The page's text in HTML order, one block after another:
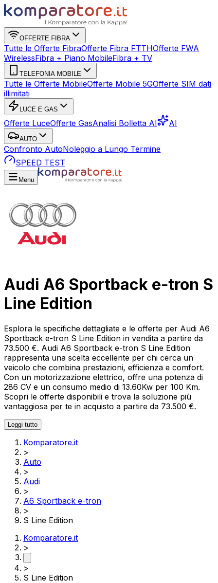
OFFERTE FIBRA
Tutte le Offerte FibraOfferte Fibra FTTHOfferte FWA
WirelessFibra + Piano MobileFibra + TV
TELEFONIA MOBILE
Tutte le Offerte MobileOfferte Mobile 5GOfferte SIM dati
illimitati
LUCE E GAS
Offerte LuceOfferte GasAnalisi Bolletta AI AI
AUTO
Confronto AutoNoleggio a Lungo Termine
SPEED TEST
Menu
Audi A6 Sportback e-tron S
Line Edition
Esplora le specifiche dettagliate e le offerte per Audi A6
Sportback e-tron S Line Edition in vendita a partire da
73.500 €. Audi A6 Sportback e-tron S Line Edition
rappresenta una scelta eccellente per chi cerca un
veicolo che combina prestazioni, efficienza e comfort.
Con un motorizzazione elettrico, offre una potenza di
286 CV e un consumo medio di 13.60Kw per 100 Km.
Scopri le offerte disponibili e trova la soluzione più
vantaggiosa per te in acquisto a partire da 73.500 €.
Leggi tutto
Komparatore.it
>
Auto
>
Audi
>
A6 Sportback e-tron
>
S Line Edition
Komparatore.it
>
>
S Line Edition